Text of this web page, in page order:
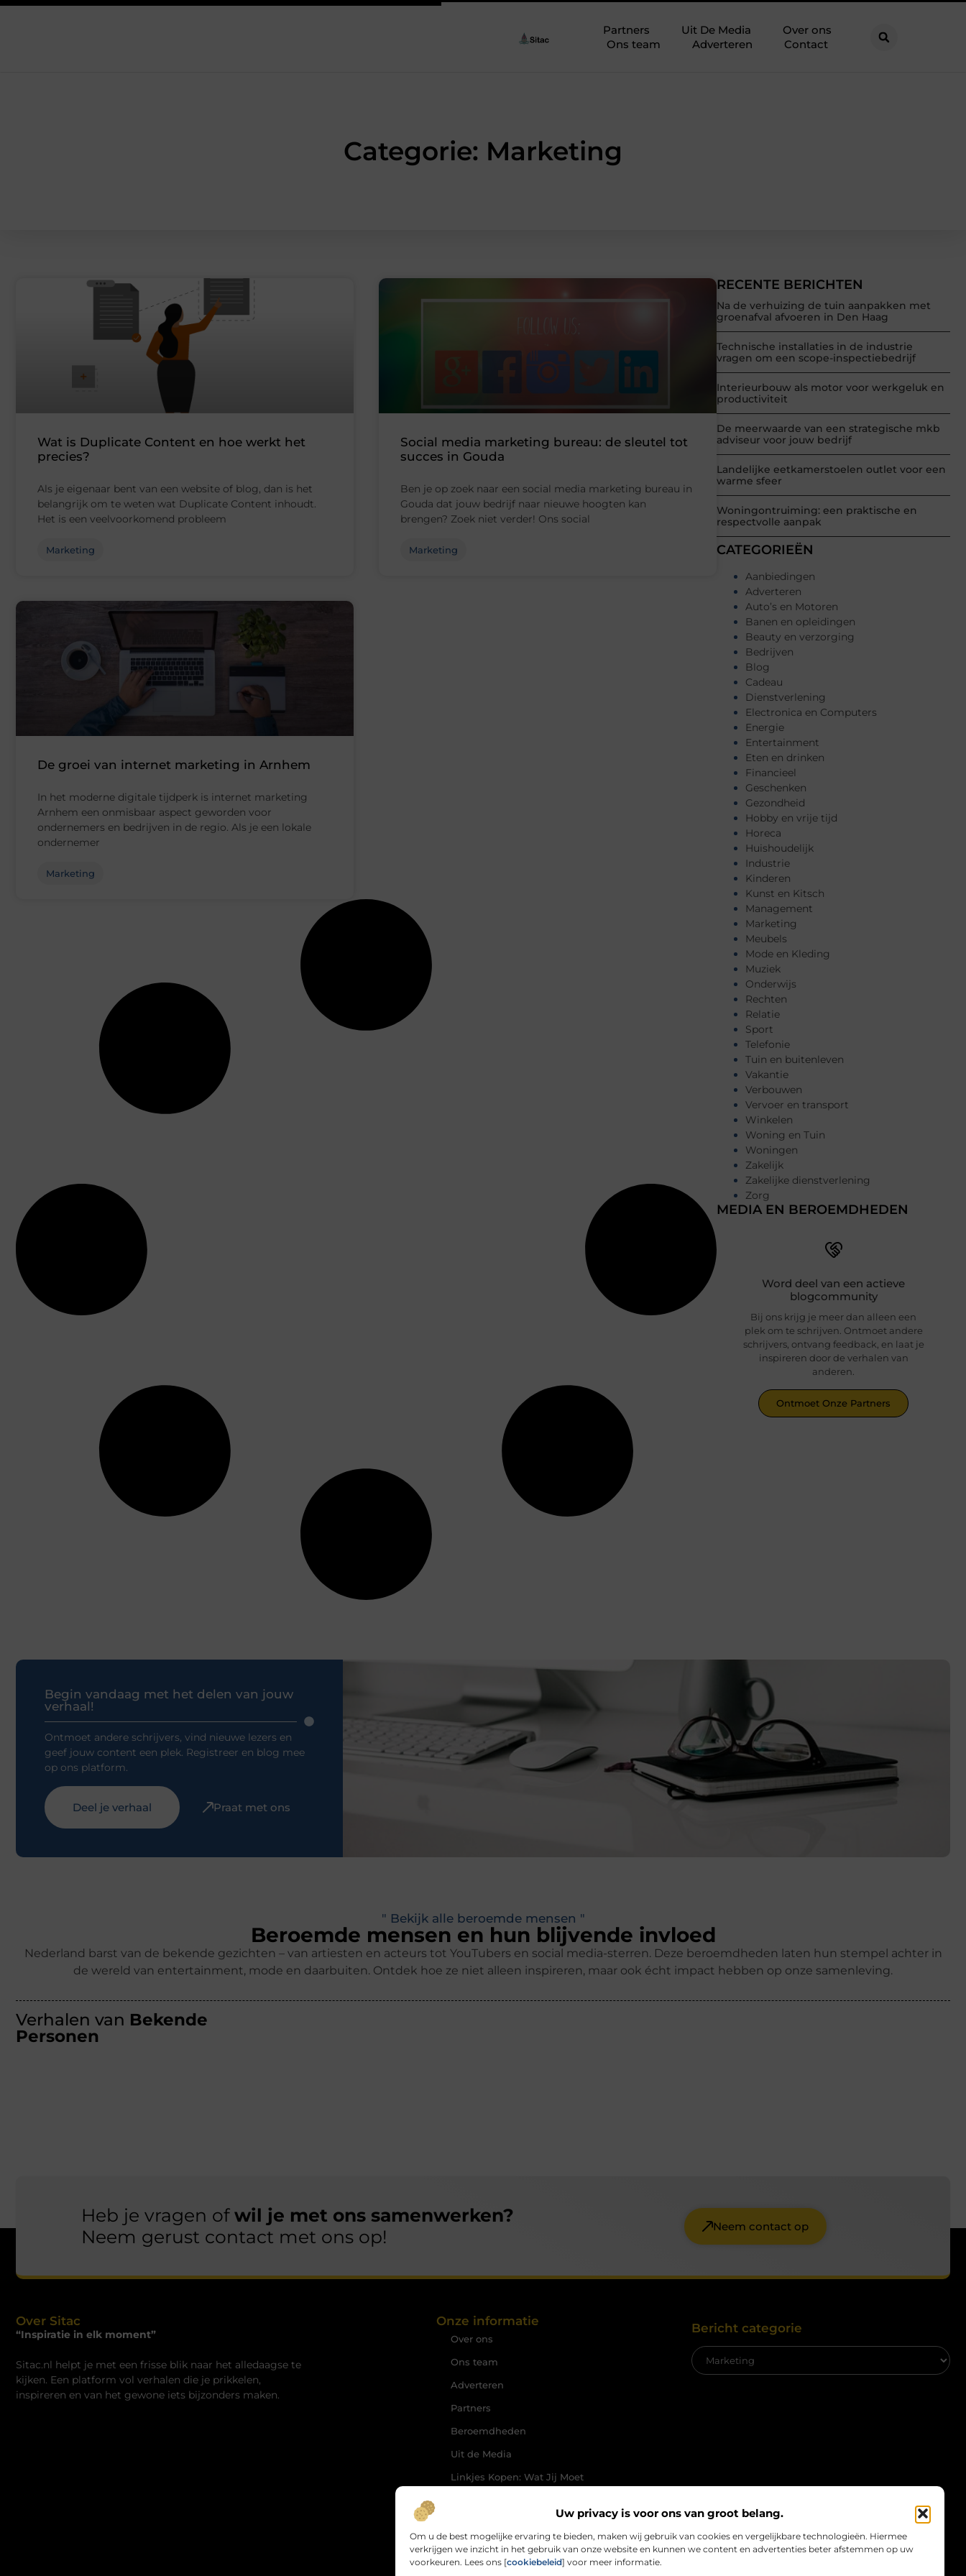
Uw privacy is voor ons van groot belang.
Om u de best mogelijke ervaring te bieden, maken wij gebruik van cookies en vergelijkbare technologieën. Hiermee
verkrijgen we inzicht in het gebruik van onze website en kunnen we content en advertenties beter afstemmen op uw
voorkeuren. Lees ons [cookiebeleid] voor meer informatie.
Partners Uit De Media
Over ons
Ons team
Adverteren Contact
Categorie: Marketing
RECENTE BERICHTEN
Na de verhuizing de tuin aanpakken met
groenafval afvoeren in Den Haag
Technische installaties in de industrie
vragen om een scope-inspectiebedrijf
Interieurbouw als motor voor werkgeluk en
productiviteit
De meerwaarde van een strategische mkb
adviseur voor jouw bedrijf
Landelijke eetkamerstoelen outlet voor een
warme sfeer
Woningontruiming: een praktische en
respectvolle aanpak
CATEGORIEËN
Aanbiedingen
Adverteren
Auto’s en Motoren
Banen en opleidingen
Beauty en verzorging
Bedrijven
Blog
Cadeau
Dienstverlening
Electronica en Computers
Energie
Entertainment
Eten en drinken
Financieel
Geschenken
Gezondheid
Hobby en vrije tijd
Horeca
Huishoudelijk
Industrie
Kinderen
Kunst en Kitsch
Management
Marketing
Meubels
Mode en Kleding
Muziek
Onderwijs
Rechten
Relatie
Sport
Telefonie
Tuin en buitenleven
Vakantie
Verbouwen
Vervoer en transport
Winkelen
Woning en Tuin
Woningen
Zakelijk
Zakelijke dienstverlening
Zorg
MEDIA EN BEROEMDHEDEN
Word deel van een actieve
blogcommunity
Bij ons krijg je meer dan alleen een
plek om te schrijven. Ontmoet andere
schrijvers, ontvang feedback, en laat je
inspireren door de verhalen van
anderen.
Ontmoet Onze Partners
Wat is Duplicate Content en hoe werkt het
precies?
Als je eigenaar bent van een website of blog, dan is het
belangrijk om te weten wat Duplicate Content inhoudt.
Het is een veelvoorkomend probleem
Marketing
Social media marketing bureau: de sleutel tot
succes in Gouda
Ben je op zoek naar een social media marketing bureau in
Gouda dat jouw bedrijf naar nieuwe hoogten kan
brengen? Zoek niet verder! Ons social
Marketing
De groei van internet marketing in Arnhem
In het moderne digitale tijdperk is internet marketing
Arnhem een onmisbaar aspect geworden voor
ondernemers en bedrijven in de regio. Als je een lokale
ondernemer
Marketing
Begin vandaag met het delen van jouw
verhaal!
Ontmoet andere schrijvers, vind nieuwe lezers en
geef jouw content een plek. Registreer en blog mee
op ons platform.
Deel je verhaal Praat met ons
" Bekijk alle beroemde mensen "
Beroemde mensen en hun blijvende invloed
Nederland barst van de bekende gezichten – van artiesten en acteurs tot YouTubers en social media-sterren. Deze beroemdheden laten hun stempel achter in
de wereld van entertainment, mode en daarbuiten. Ontdek hoe ze niet alleen inspireren, maar ook écht impact hebben op onze samenleving.
Verhalen van Bekende
Personen
Heb je vragen ofwil je met ons samenwerken?
Neem gerust contact met ons op!
Neem contact op
Over Sitac
“Inspiratie in elk moment”
Sitac.nl helpt je met een frisse blik naar het alledaagse te
kijken. Een platform vol verhalen die je prikkelen,
inspireren en van het gewone iets bijzonders maken.
Onze informatie
Over ons
Ons team
Adverteren
Partners
Beroemdheden
Uit de Media
Linkjes Kopen: Wat Jij Moet
Internet: Jouw Route naar
Online Inkomsten
Bericht categorie